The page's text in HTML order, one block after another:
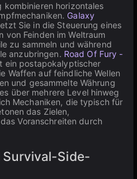
kombinieren horizontales
Galaxy
Sie in die Steuerung eines
von Feinden im Weltraum
zu sammeln und während
anzubringen. Road Of Fury -
ein postapokalyptischer
Waffen auf feindliche Wellen
und gesammelte Währung
über mehrere Level hinweg
Mechaniken, die typisch für
das Zielen,
Voranschreiten durch
Side-